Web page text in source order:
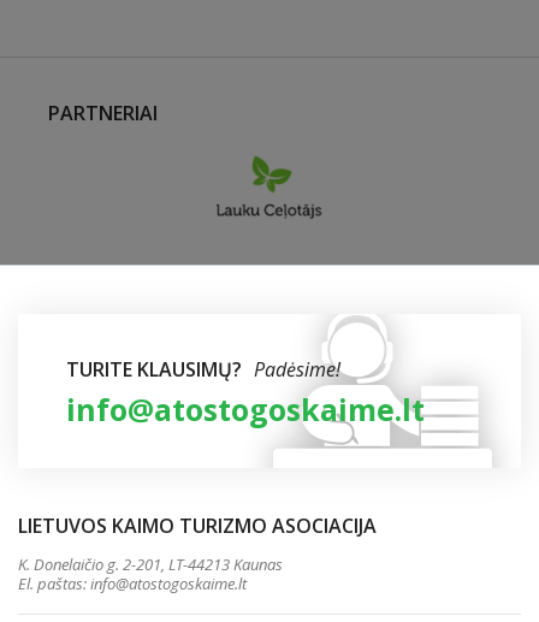
PARTNERIAI
TURITE KLAUSIMŲ? Padėsime!
info@atostogoskaime.lt
LIETUVOS KAIMO TURIZMO ASOCIACIJA
K. Donelaičio g. 2-201, LT-44213 Kaunas
El. paštas:info@atostogoskaime.lt